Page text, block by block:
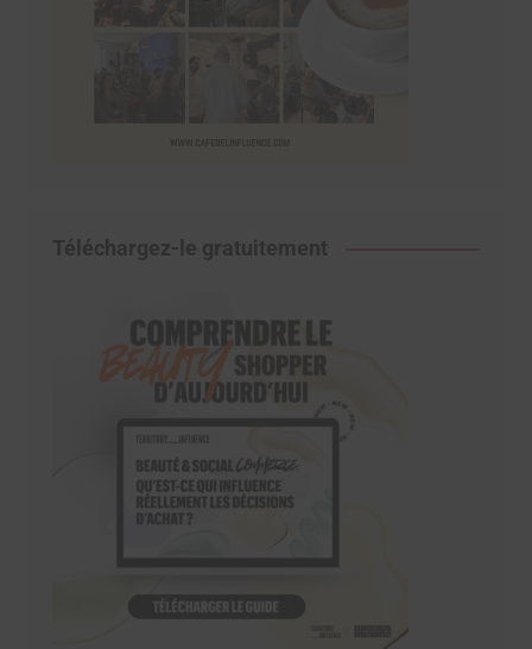
Téléchargez-le gratuitement